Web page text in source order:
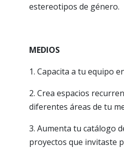
estereotipos de género.
MEDIOS
1. Capacita a tu equipo
2. Crea espacios
diferentes áreas de tu
3. Aumenta tu catálogo
proyectos que invitaste